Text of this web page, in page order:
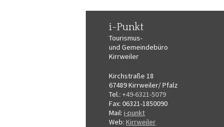
i-Punkt
Tourismus-
und Gemeindebüro
Kirrweiler
Kirchstraße 18
67489 Kirrweiler/ Pfalz
Tel.: +49-6321-5079
Fax: 06321-1850090
Mail: i-punkt
Web: Kirrweiler